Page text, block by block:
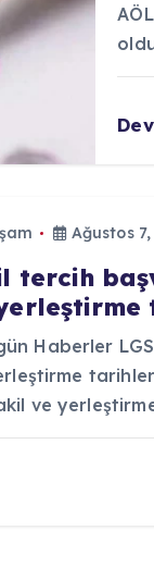
Ağustos
tercih
Haberler
ve